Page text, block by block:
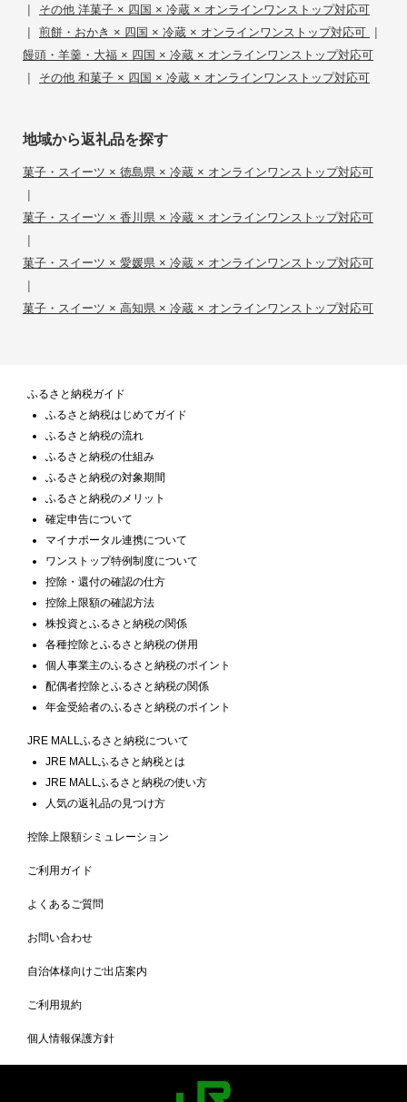
| その他 洋菓子 × 四国 × 冷蔵 × オンラインワンストップ対応可
| 煎餅・おかき × 四国 × 冷蔵 × オンラインワンストップ対応可 |
饅頭・羊羹・大福 × 四国 × 冷蔵 × オンラインワンストップ対応可
| その他 和菓子 × 四国 × 冷蔵 × オンラインワンストップ対応可
地域から返礼品を探す
菓子・スイーツ × 徳島県 × 冷蔵 × オンラインワンストップ対応可
|
菓子・スイーツ × 香川県 × 冷蔵 × オンラインワンストップ対応可
|
菓子・スイーツ × 愛媛県 × 冷蔵 × オンラインワンストップ対応可
|
菓子・スイーツ × 高知県 × 冷蔵 × オンラインワンストップ対応可
ふるさと納税ガイド
ふるさと納税はじめてガイド
ふるさと納税の流れ
ふるさと納税の仕組み
ふるさと納税の対象期間
ふるさと納税のメリット
確定申告について
マイナポータル連携について
ワンストップ特例制度について
控除・還付の確認の仕方
控除上限額の確認方法
株投資とふるさと納税の関係
各種控除とふるさと納税の併用
個人事業主のふるさと納税のポイント
配偶者控除とふるさと納税の関係
年金受給者のふるさと納税のポイント
JRE MALLふるさと納税について
JRE MALLふるさと納税とは
JRE MALLふるさと納税の使い方
人気の返礼品の見つけ方
控除上限額シミュレーション
ご利用ガイド
よくあるご質問
お問い合わせ
自治体様向けご出店案内
ご利用規約
個人情報保護方針